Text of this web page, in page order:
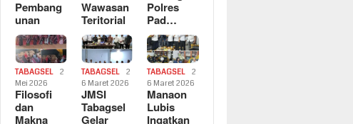
Pembang
unan
Wawasan
Teritorial
Polres
Pad…
TABAGSEL
2
Mei 2026
Filosofi
dan
TABAGSEL
2
6 Maret 2026
JMSI
Tabagsel
TABAGSEL
2
6 Maret 2026
Manaon
Lubis